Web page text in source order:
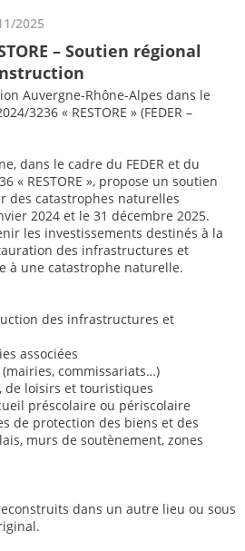
2025
– Soutien régional
Auvergne-Rhône-Alpes dans le
3236 « RESTORE » (FEDER –
dans le cadre du FEDER et du
« RESTORE », propose un soutien
des catastrophes naturelles
2024 et le 31 décembre 2025.
les investissements destinés à la
des infrastructures et
à une catastrophe naturelle.
des infrastructures et
associées
commissariats…)
loisirs et touristiques
préscolaire ou périscolaire
de protection des biens et des
murs de soutènement, zones
dans un autre lieu ou sous